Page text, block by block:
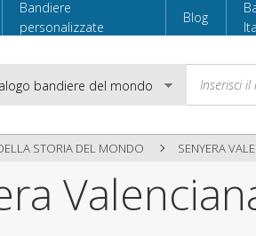
Bandiere
personalizzate
Blog
STORIA DEL MONDO SENYERA